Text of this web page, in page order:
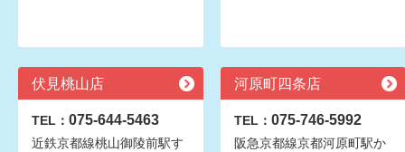
伏見桃山店
TEL： 075-644-5463
近鉄京都線桃山御陵前駅す
河原町四条店
TEL： 075-746-5992
阪急京都線京都河原町駅か